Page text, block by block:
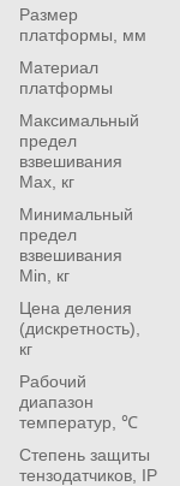
Размер
платформы, мм
Материал
платформы
Максимальный
предел
взвешивания
Мах, кг
Минимальный
предел
взвешивания
Min, кг
Цена деления
(дискретность),
кг
Рабочий
диапазон
температур, ℃
Степень защиты
тензодатчиков, IP